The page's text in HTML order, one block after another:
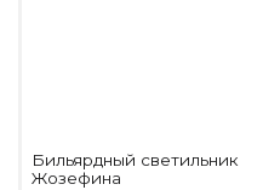
Бильярдный светильник
Жозефина